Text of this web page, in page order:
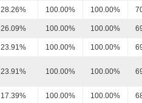
28.26% 100.00% 100.00%
26.09% 100.00% 100.00%
23.91% 100.00% 100.00%
23.91% 100.00% 100.00%
17.39% 100.00% 100.00%